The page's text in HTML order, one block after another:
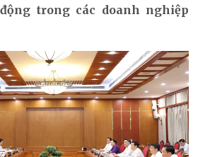
trong các doanh nghiệp